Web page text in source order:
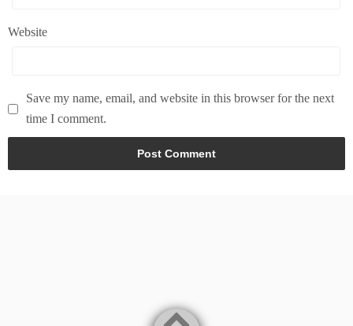
Website
Save my name, email, and website in this browser for the next
time I comment.